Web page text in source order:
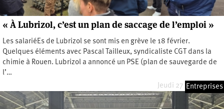
« À Lubrizol, c’est un plan de saccage de l’emploi »
Les salariéEs de Lubrizol se sont mis en grève le 18 février.
Quelques éléments avec Pascal Tailleux, syndicaliste CGT dans la
chimie à Rouen. Lubrizol a annoncé un PSE (plan de sauvegarde de
l’…
Jeudi 27 février 2025
Entreprises